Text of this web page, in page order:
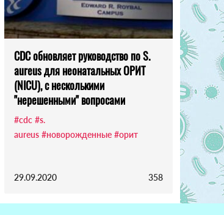
CDC обновляет руководство по S.
aureus для неонатальных ОРИТ
(NICU), с несколькими
"нерешенными" вопросами
#cdc #s.
aureus #новорожденные #орит
29.09.2020 358